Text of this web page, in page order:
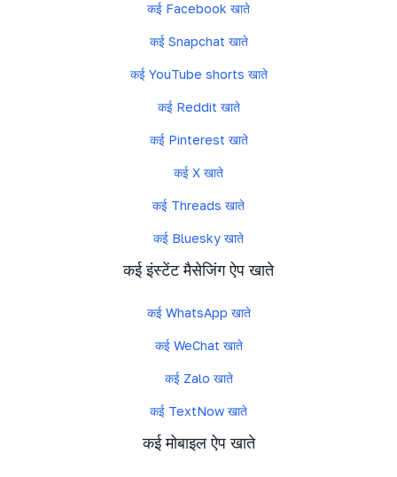
कई Facebook खाते
कई Snapchat खाते
कई YouTube shorts खाते
कई Reddit खाते
कई Pinterest खाते
कई X खाते
कई Threads खाते
कई Bluesky खाते
कई इंस्टेंट मैसेजिंग ऐप खाते
कई WhatsApp खाते
कई WeChat खाते
कई Zalo खाते
कई TextNow खाते
कई मोबाइल ऐप खाते